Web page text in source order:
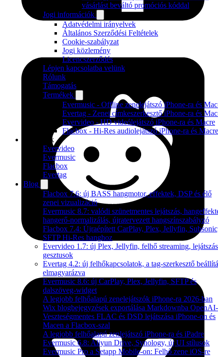
vásárlást beváltó promóciós kóddal
Jogi információk
Adatvédelmi irányelvek
Általános Szerződési Feltételek
Cookie-szabályzat
Jogi közlemény
Licencszerződés
Lépjen kapcsolatba velünk
Rólunk
Támogatás
Termékek
Evermusic - Offline zenelejátszó iPhone-ra és
Evertag - Zenei címkeszerkesztő iPhone-ra és
Evervideo - HD videólejátszó iPhone-ra és Macre
Flacbox - Hi-Res audiolejátszó iPhone-ra és Macre
Termékek
Evervideo
Evermusic
Flacbox
Evertag
Blog
Flacbox 7.6: új BASS hangmotor, effektek, DSP és élő
zenei vizualizáció
Evermusic 8.7: valódi szünetmentes lejátszás,
hangerő-normalizálás, újratervezett hangszínszabályzó
Flacbox 7.4: Újraépített CarPlay, Plex, Jellyfin,
SFTP Hi-Res hanghoz
Evervideo 1.7: új Plex, Jellyfin, felhő streaming,
gesztusok
Evertag 4.2: új felhőkapcsolatok, a tag-szerkesztő
elmagyarázva
Evermusic 8.6: új CarPlay, Plex, Jellyfin, SFTP és
dalszöveg-widget
A legjobb felhőalapú zenelejátszók iPhone-ra 2026-ban
Wix blogbejegyzések exportálása Markdownba
Veszteségmentes FLAC és DSD lejátszása iPhone-on és
Macen a Flacbox-szal
A legjobb felhőalapú zenlejátszó iPhone-ra és iPadre
Evermusic 6.8: Aliyun Drive, Synology, új UI stílusok
Evermusic Pro a Setapp Mobile-on: Felhő zene iOS-re